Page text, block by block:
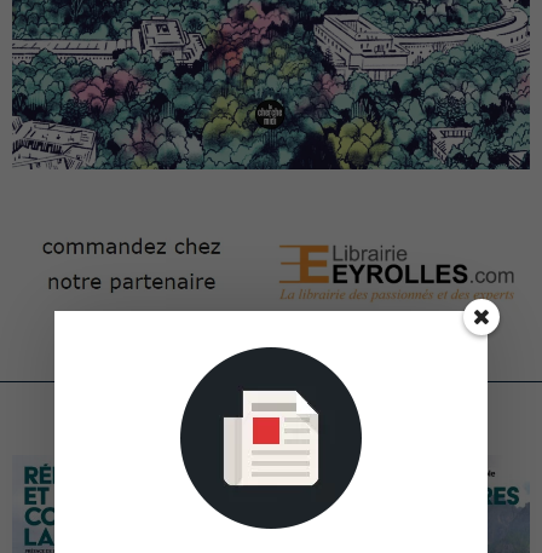
ARTICLES CONNEXES PLUS DE L'AUTEUR